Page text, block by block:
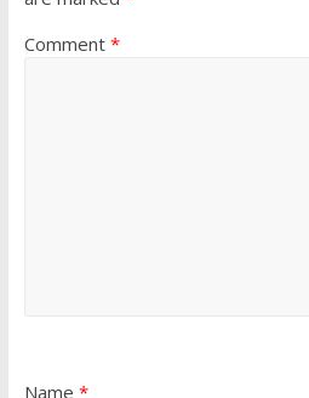
Comment *
Name *